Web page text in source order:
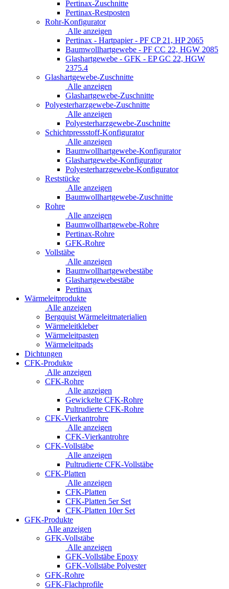
Pertinax-Zuschnitte
Pertinax-Restposten
Rohr-Konfigurator
Alle anzeigen
Pertinax - Hartpapier - PF CP 21, HP 2065
Baumwollhartgewebe - PF CC 22, HGW 2085
Glashartgewebe - GFK - EP GC 22, HGW
2375.4
Glashartgewebe-Zuschnitte
Alle anzeigen
Glashartgewebe-Zuschnitte
Polyesterharzgewebe-Zuschnitte
Alle anzeigen
Polyesterharzgewebe-Zuschnitte
Schichtpressstoff-Konfigurator
Alle anzeigen
Baumwollhartgewebe-Konfigurator
Glashartgewebe-Konfigurator
Polyesterharzgewebe-Konfigurator
Reststücke
Alle anzeigen
Baumwollhartgewebe-Zuschnitte
Rohre
Alle anzeigen
Baumwollhartgewebe-Rohre
Pertinax-Rohre
GFK-Rohre
Vollstäbe
Alle anzeigen
Baumwollhartgewebestäbe
Glashartgewebestäbe
Pertinax
Wärmeleitprodukte
Alle anzeigen
Bergquist Wärmeleitmaterialien
Wärmeleitkleber
Wärmeleitpasten
Wärmeleitpads
Dichtungen
CFK-Produkte
Alle anzeigen
CFK-Rohre
Alle anzeigen
Gewickelte CFK-Rohre
Pultrudierte CFK-Rohre
CFK-Vierkantrohre
Alle anzeigen
CFK-Vierkantrohre
CFK-Vollstäbe
Alle anzeigen
Pultrudierte CFK-Vollstäbe
CFK-Platten
Alle anzeigen
CFK-Platten
CFK-Platten 5er Set
CFK-Platten 10er Set
GFK-Produkte
Alle anzeigen
GFK-Vollstäbe
Alle anzeigen
GFK-Vollstäbe Epoxy
GFK-Vollstäbe Polyester
GFK-Rohre
GFK-Flachprofile